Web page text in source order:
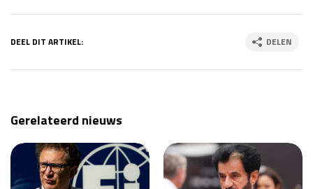
DEEL DIT ARTIKEL: DELEN
Gerelateerd nieuws